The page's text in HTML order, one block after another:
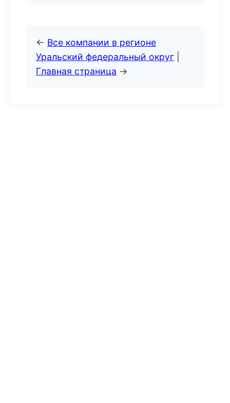
← Все компании в регионе
Уральский федеральный округ
Главная страница →